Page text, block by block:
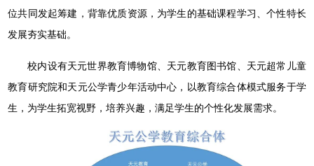
位共同发起筹建，背靠优质资源，为学生的基础课程学习、个性特长
发展夯实基础。
校内设有天元世界教育博物馆、天元教育图书馆、天元超常儿童
教育研究院和天元公学青少年活动中心，以教育综合体模式服务于学
生，为学生拓宽视野，培养兴趣，满足学生的个性化发展需求。